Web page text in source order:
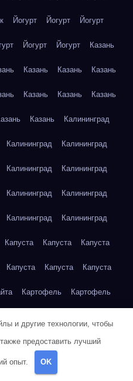
Йогурт Йогурт Йогурт
Йогурт Йогурт Казань
Казань Казань Казань
Казань Казань Казань
Казань Калининград
Калининград Калининград
Калининград Калининград
Калининград Калининград
Калининград Калининград
Капуста Капуста Капуста
Капуста Капуста Капуста
Картофель Картофель
Картофель Кейптаун
Кейптаун
и другие технологии, чтобы
предоставить лучший
опыт. OK